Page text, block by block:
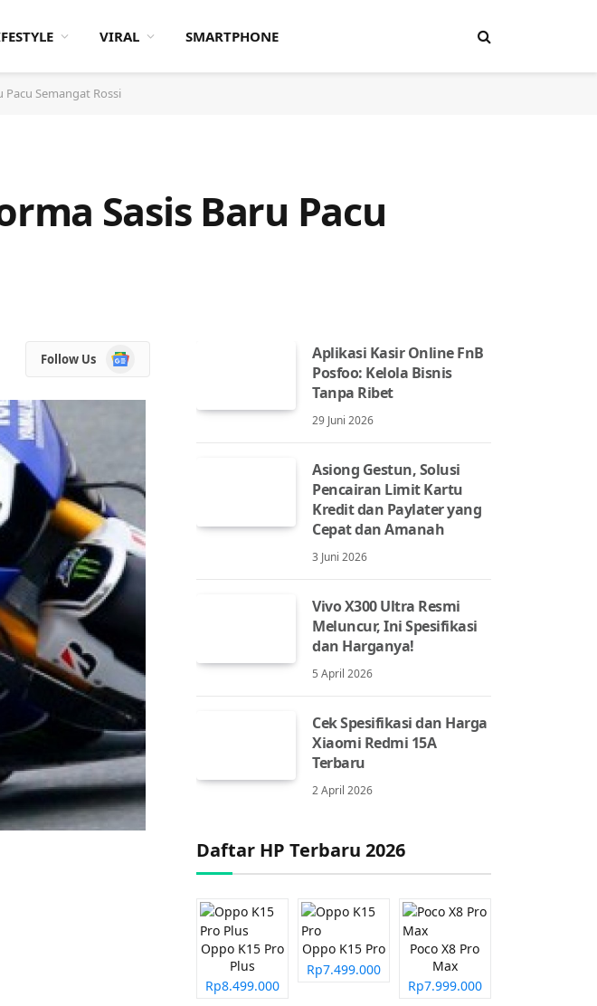
VIRAL SMARTPHONE
Pacu Semangat Rossi
Sasis Baru Pacu
Follow Us
Google
News
Aplikasi Kasir Online FnB
Posfoo: Kelola Bisnis
Tanpa Ribet
29 Juni 2026
Asiong Gestun, Solusi
Pencairan Limit Kartu
Kredit dan Paylater yang
Cepat dan Amanah
3 Juni 2026
Vivo X300 Ultra Resmi
Meluncur, Ini Spesifikasi
dan Harganya!
5 April 2026
Cek Spesifikasi dan Harga
Xiaomi Redmi 15A
Terbaru
2 April 2026
Daftar HP Terbaru 2026
Oppo K15 Pro
Plus
Rp8.499.000
Oppo K15 Pro
Rp7.499.000
Poco X8 Pro
Max
Rp7.999.000